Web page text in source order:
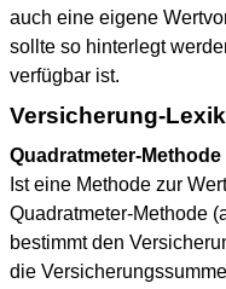
auch eine eigene
sollte so hinterlegt
verfügbar ist.
Versicherung-
Quadratmeter-Methode
Ist eine Methode zur
Quadratmeter-Methode
bestimmt den
die